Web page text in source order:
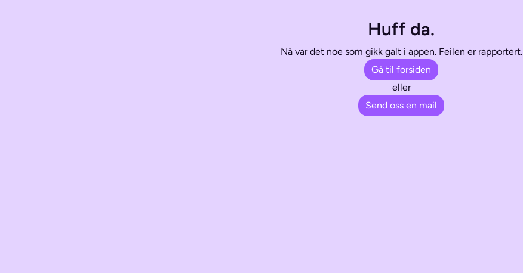
Huff da.
Nå var det noe som gikk galt i appen. Feilen er rapportert.
Gå til forsiden
eller
Send oss en mail